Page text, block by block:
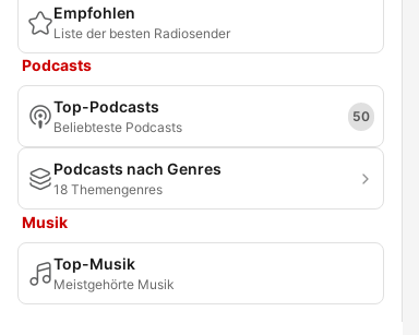
Empfohlen
Liste der besten Radiosender
Podcasts
Top-Podcasts
Beliebteste Podcasts
50
Podcasts nach Genres
18 Themengenres
Musik
Top-Musik
Meistgehörte Musik